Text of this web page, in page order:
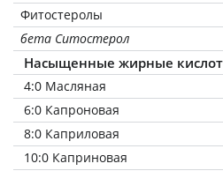
Фитостеролы
бета Ситостерол
Насыщенные жирные
4:0 Масляная
6:0 Капроновая
8:0 Каприловая
10:0 Каприновая